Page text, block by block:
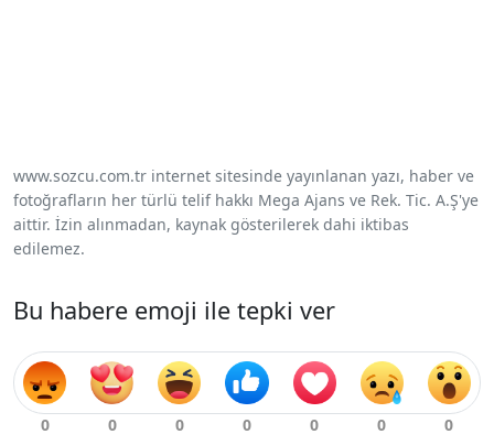
www.sozcu.com.tr internet sitesinde yayınlanan yazı, haber ve
fotoğrafların her türlü telif hakkı Mega Ajans ve Rek. Tic. A.Ş'ye
aittir. İzin alınmadan, kaynak gösterilerek dahi iktibas
edilemez.
Bu habere emoji ile tepki ver